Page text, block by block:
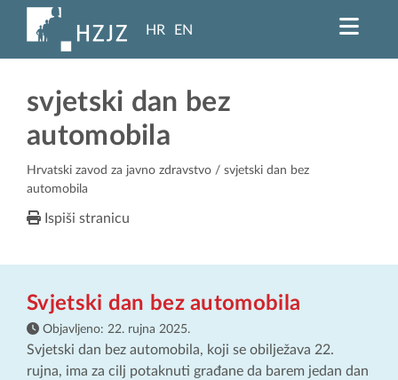
HR EN
svjetski dan bez
automobila
Hrvatski zavod za javno zdravstvo / svjetski dan bez
automobila
Ispiši stranicu
Svjetski dan bez automobila
Objavljeno: 22. rujna 2025.
Svjetski dan bez automobila, koji se obilježava 22.
rujna, ima za cilj potaknuti građane da barem jedan dan